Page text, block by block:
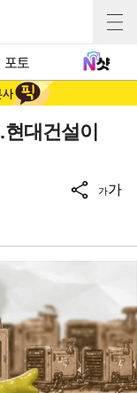
포토
대건설이
가가